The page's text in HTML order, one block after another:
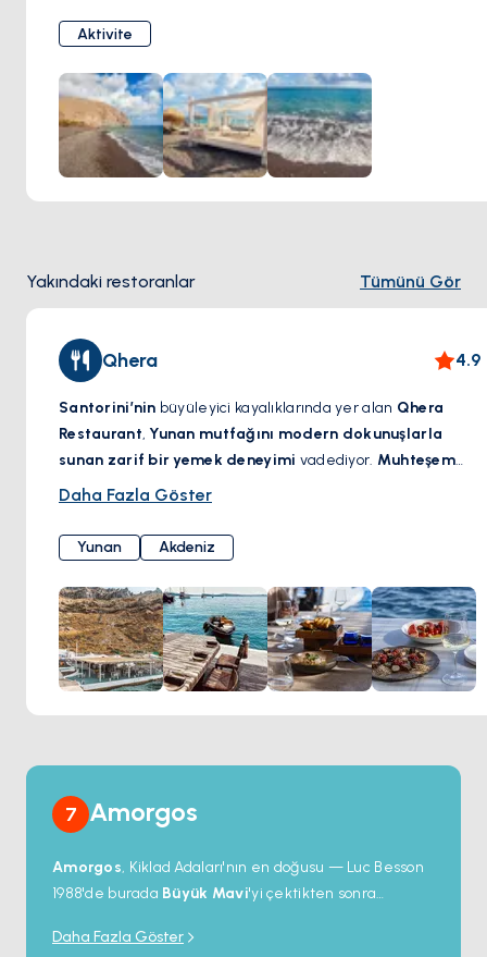
Aktivite
Yakındaki restoranlar Tümünü Gör
Qhera 4.9
Santorini’nin büyüleyici kayalıklarında yer alan Qhera
Restaurant,Yunan mutfağını modern dokunuşlarla
sunan zarif bir yemek deneyimi vadediyor. Muhteşem
kaldera manzarası eşliğinde
adanın büyüleyici atmosferiyle bütünleşiyor. Özel olarak
seçilmiş şaraplar, her yemeği mükemmel bir şekilde
tamamlayarakdamaklarda unutulmaz bir tat bırakıyor.
İsterromantik bir gün batımı yemeği, isterEge’ye karşı
keyifli bir öğle yemeğiolsun,Qhera Restaurant,
Santorini’de benzersiz bir gastronomi deneyimi sunuyor.
Daha Fazla Göster
Yunan Akdeniz
7 Amorgos
Amorgos, Kiklad Adaları'nın en doğusu — Luc Besson
1988'de burada Büyük Mavi'yi çektikten sonra
Adanın simgesiHozoviotissa Manastırı
Daha Fazla Göster